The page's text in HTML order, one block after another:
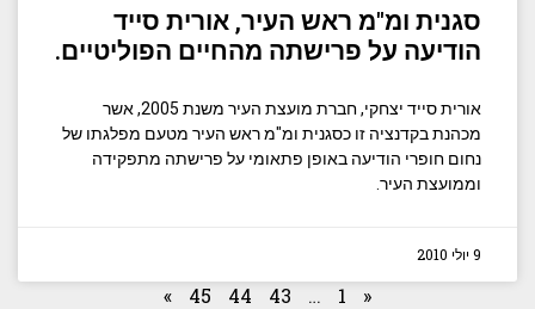
סגנית ומ"מ ראש העיר, אורית סייד
הודיעה על פרישתה מהחיים הפוליטיים.
אורית סייד יצחקי, חברת מועצת העיר משנת 2005, אשר
מכהנת בקדנציה זו כסגנית ומ"מ ראש העיר מטעם מפלגתו של
נחום חופרי הודיעה באופן פתאומי על פרישתה מתפקידה
וממועצת העיר.
9 יולי 2010
«
1
…
43
44
45
»